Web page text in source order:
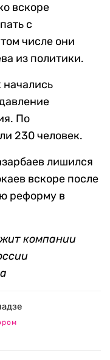
вскоре
с
числе они
из политики.
По
230 человек.
лишился
вскоре после
реформу в
компании